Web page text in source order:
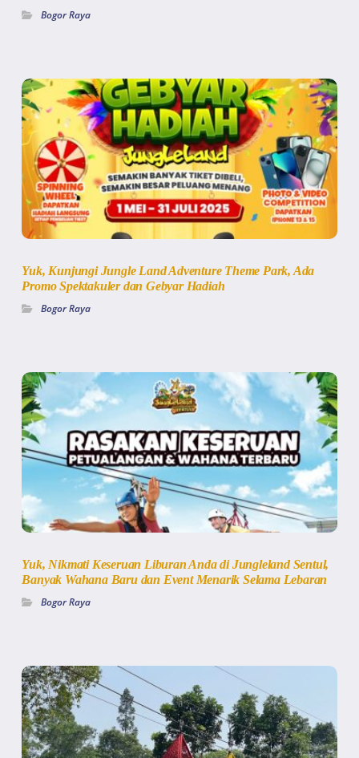
Bogor Raya
Yuk, Kunjungi Jungle Land Adventure Theme Park, Ada
Promo Spektakuler dan Gebyar Hadiah
Bogor Raya
Yuk, Nikmati Keseruan Liburan Anda di Jungleland Sentul,
Banyak Wahana Baru dan Event Menarik Selama Lebaran
Bogor Raya